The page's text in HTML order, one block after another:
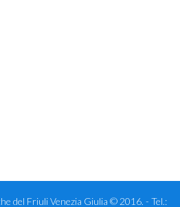
del Friuli Venezia Giulia © 2016. - Tel.: